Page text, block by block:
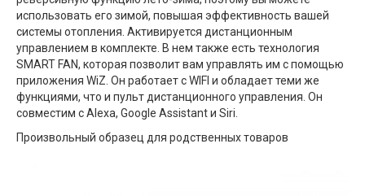
использовать его зимой, повышая эффективность вашей
системы отопления. Активируется дистанционным
управлением в комплекте. В нем также есть технология
SMART FAN, которая позволит вам управлять им с помощью
приложения WiZ. Он работает с WIFI и обладает теми же
функциями, что и пульт дистанционного управления. Он
совместим с Alexa, Google Assistant и Siri.
Произвольный образец для родственных товаров